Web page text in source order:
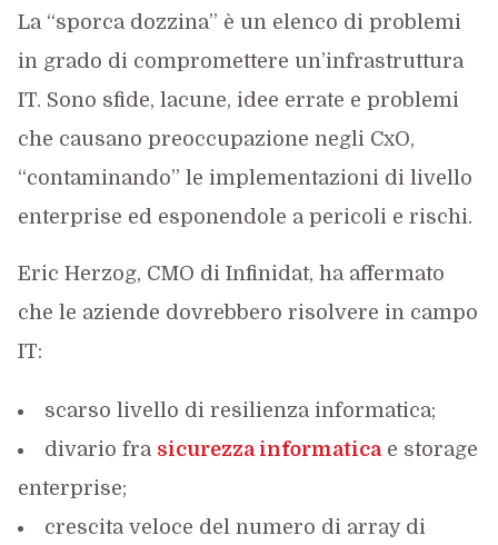
La “sporca dozzina” è un elenco di problemi
in grado di compromettere un’infrastruttura
IT. Sono sfide, lacune, idee errate e problemi
che causano preoccupazione negli CxO,
“contaminando” le implementazioni di livello
enterprise ed esponendole a pericoli e rischi.
Eric Herzog, CMO di Infinidat, ha affermato
che le aziende dovrebbero risolvere in campo
IT:
scarso livello di resilienza informatica;
divario fra sicurezza informaticae storage
enterprise;
crescita veloce del numero di array di